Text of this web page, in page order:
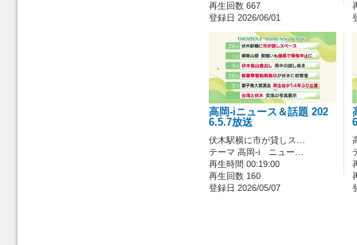
再生回数 667
登録日 2026/06/01
高岡-iニュース＆話題 202
6.5.7放送
伏木駅横に市が貸しス…
テーマ 高岡-i ニュー…
再生時間 00:19:00
再生回数 160
登録日 2026/05/07